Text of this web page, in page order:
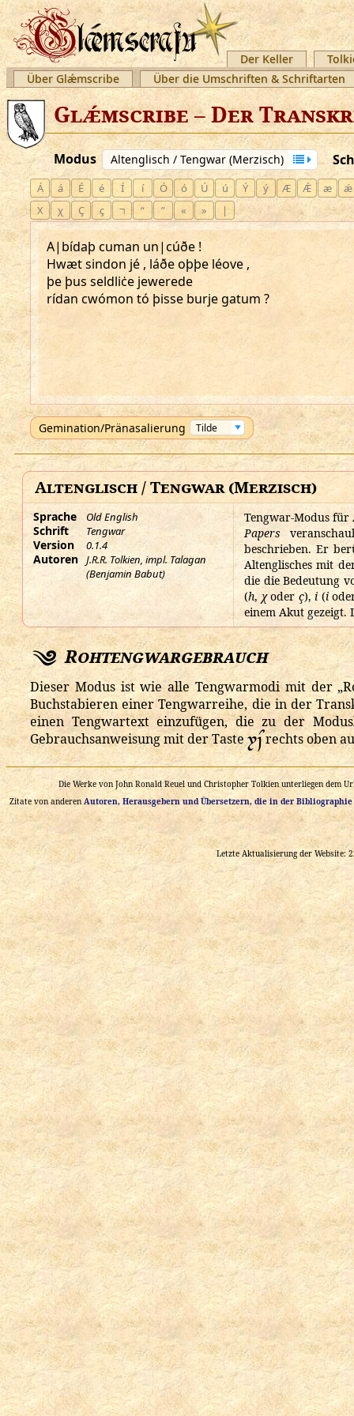
Der Keller
Über Glǽmscribe
Über die Umschriften & Schriftarten
Glǽmscribe – Der
Modus Altenglisch / Tengwar (Merzisch)
Á á É é Í í Ó ó Ú ú Ý ý Æ Ǽ æ
ǽ
Χ
χ Ç ç ⁊ “ ” « » |
Gemination/Pränasalierung
Altenglisch / Tengwar (Merzisch)
Sprache Old English
Schrift Tengwar
Version 0.1.4
Autoren J.R.R. Tolkien, impl. Talagan
(Benjamin Babut)
Tengwar-Modus für
Papers
beschrieben. Er
Altenglisches mit
die die Bedeutung
(h, χoder ç),i (i
einem Akut gezeigt.
Rohtengwargebrauch
Dieser Modus ist wie alle Tengwarmodi mit der
Buchstabieren einer Tengwarreihe, die in der
einen Tengwartext einzufügen, die zu der
Gebrauchsanweisung mit der Tasterechts oben
Die Werke von John Ronald Reuel und Christopher Tolkien unterliegen
Zitate von anderenAutoren, Herausgebern und Übersetzern, die in der Bibliographie
Letzte Aktualisierung der Website: